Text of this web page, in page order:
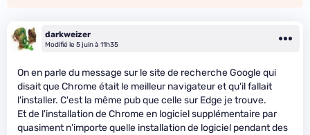
darkweizer
Modifié le 5 juin à 11h35
On en parle du message sur le site de recherche Google qui
disait que Chrome était le meilleur navigateur et qu'il fallait
l'installer. C'est la même pub que celle sur Edge je trouve.
Et de l'installation de Chrome en logiciel supplémentaire par
quasiment n'importe quelle installation de logiciel pendant des